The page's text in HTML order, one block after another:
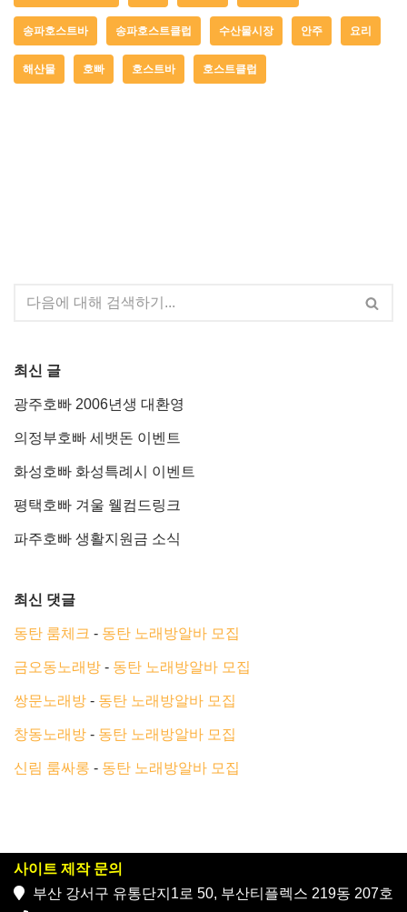
송파호스트바 송파호스트클럽 수산물시장 안주 요리
해산물 호빠 호스트바 호스트클럽
최신 글
광주호빠 2006년생 대환영
의정부호빠 세뱃돈 이벤트
화성호빠 화성특례시 이벤트
평택호빠 겨울 웰컴드링크
파주호빠 생활지원금 소식
최신 댓글
동탄 룸체크 - 동탄 노래방알바 모집
금오동노래방 - 동탄 노래방알바 모집
쌍문노래방 - 동탄 노래방알바 모집
창동노래방 - 동탄 노래방알바 모집
신림 룸싸롱 - 동탄 노래방알바 모집
사이트 제작 문의
부산 강서구 유통단지1로 50, 부산티플렉스 219동 207호